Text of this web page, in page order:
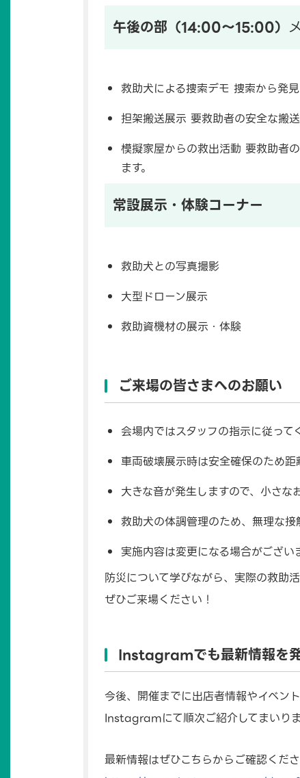
午後の部（14:00〜15:00）
救助犬による捜索デモ 捜索から発見
担架搬送展示 要救助者の安全な搬
模擬家屋からの救出活動 要救助者
ます。
常設展示・体験コーナー
救助犬との写真撮影
大型ドローン展示
救助資機材の展示・体験
ご来場の皆さまへのお願い
会場内ではスタッフの指示に従って
車両破壊展示時は安全確保のため
大きな音が発生しますので、小さ
救助犬の体調管理のため、無理な
実施内容は変更になる場合がござい
防災について学びながら、実際の救助
ぜひご来場ください！
Instagramでも最新情報を
今後、開催までに出店者情報やイベン
Instagramにて順次ご紹介してまいりま
最新情報はぜひこちらからご確認くだ